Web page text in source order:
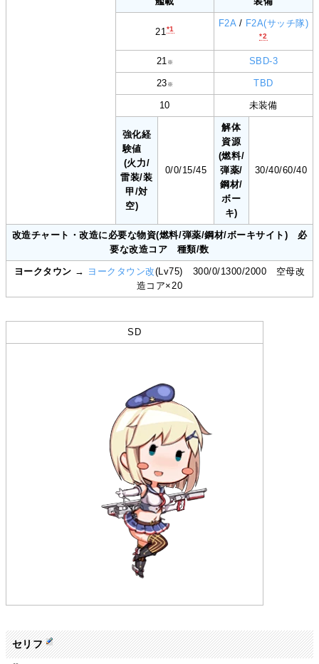
21*1
F2A/ F2A(サッチ隊)
*2
21 ※ SBD-3
23 ※ TBD
10 未装備
強化経
験値
(火力/
雷装/装
甲/対
空)
0/0/15/45
解体
資源
(燃料/
弾薬/
鋼材/
ボー
キ)
30/40/60/40
改造チャート・改造に必要な物資(燃料/弾薬/鋼材/ボーキサイト) 必
要な改造コア 種類/数
ヨークタウン → ヨークタウン改(Lv75) 300/0/1300/2000 空母改
造コア×20
SD
セリフ